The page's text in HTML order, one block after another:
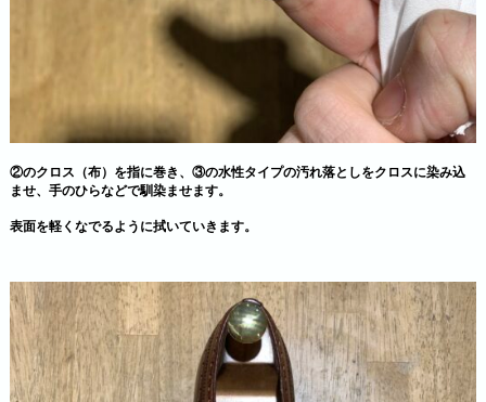
②のクロス（布）を指に巻き、③の水性タイプの汚れ落としをクロスに染み込
ませ、手のひらなどで馴染ませます。
表面を軽くなでるように拭いていきます。